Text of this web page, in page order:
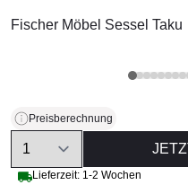
Fischer Möbel Sessel Taku
Preisberechnung
Quantity
Lieferzeit: 1-2 Wochen